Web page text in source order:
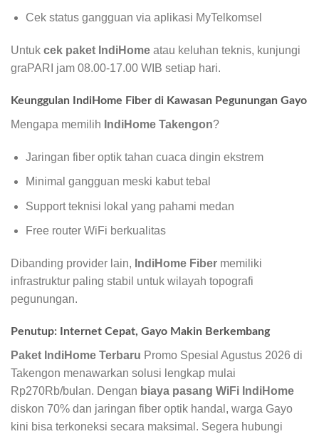
Cek status gangguan via aplikasi MyTelkomsel
Untuk cek paket IndiHome atau keluhan teknis, kunjungi
graPARI jam 08.00-17.00 WIB setiap hari.
Keunggulan IndiHome Fiber di Kawasan Pegunungan Gayo
Mengapa memilih IndiHome Takengon?
Jaringan fiber optik tahan cuaca dingin ekstrem
Minimal gangguan meski kabut tebal
Support teknisi lokal yang pahami medan
Free router WiFi berkualitas
Dibanding provider lain, IndiHome Fiber memiliki
infrastruktur paling stabil untuk wilayah topografi
pegunungan.
Penutup: Internet Cepat, Gayo Makin Berkembang
Paket IndiHome Terbaru Promo Spesial Agustus 2026 di
Takengon menawarkan solusi lengkap mulai
Rp270Rb/bulan. Dengan biaya pasang WiFi IndiHome
diskon 70% dan jaringan fiber optik handal, warga Gayo
kini bisa terkoneksi secara maksimal. Segera hubungi